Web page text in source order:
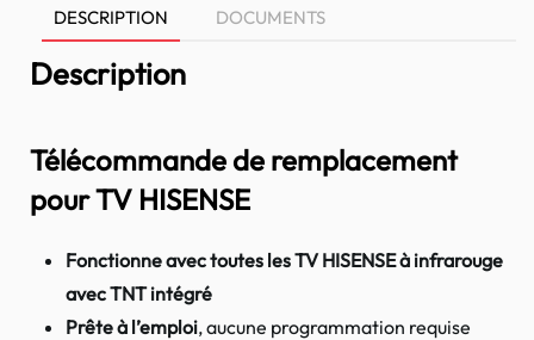
DESCRIPTION DOCUMENTS
Description
Télécommande de remplacement
pour TV HISENSE
Fonctionne avec toutes les TV HISENSE à infrarouge
avec TNT intégré
Prête à l’emploi, aucune programmation requise